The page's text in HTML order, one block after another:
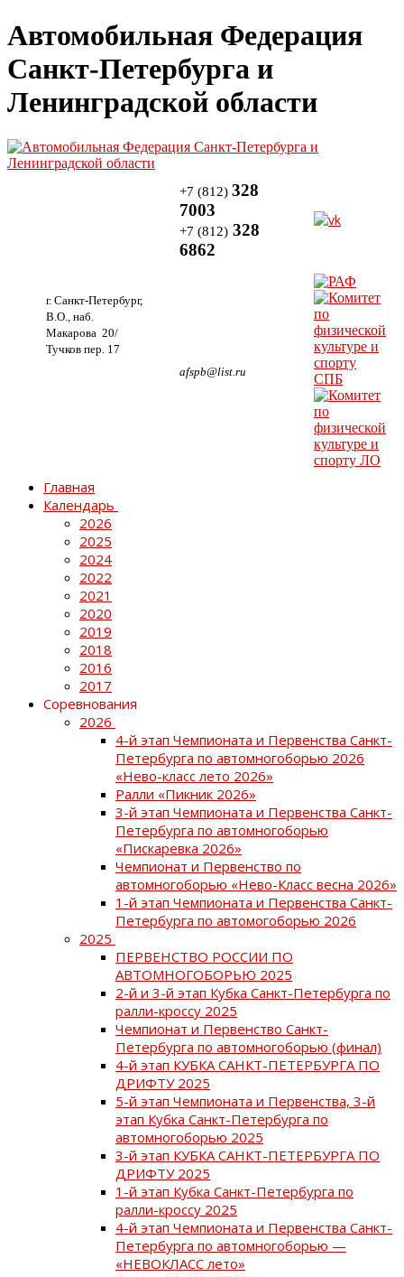
Автомобильная Федерация
Санкт-Петербурга и
Ленинградской области
г. Санкт-Петербург,
В.О., наб.
Макарова 20/
Тучков пер. 17
+7 (812) 328
7003
+7 (812) 328
6862
afspb@list.ru
Главная
Календарь
2026
2025
2024
2022
2021
2020
2019
2018
2016
2017
Соревнования
2026
4-й этап Чемпионата и Первенства Санкт-
Петербурга по автомногоборью 2026
«Нево-класс лето 2026»
Ралли «Пикник 2026»
3-й этап Чемпионата и Первенства Санкт-
Петербурга по автомногоборью
«Пискаревка 2026»
Чемпионат и Первенство по
автомногоборью «Нево-Класс весна 2026»
1-й этап Чемпионата и Первенства Санкт-
Петербурга по автомогоборью 2026
2025
ПЕРВЕНСТВО РОССИИ ПО
АВТОМНОГОБОРЬЮ 2025
2-й и 3-й этап Кубка Санкт-Петербурга по
ралли-кроссу 2025
Чемпионат и Первенство Санкт-
Петербурга по автомногоборью (финал)
4-й этап КУБКА САНКТ-ПЕТЕРБУРГА ПО
ДРИФТУ 2025
5-й этап Чемпионата и Первенства, 3-й
этап Кубка Санкт-Петербурга по
автомногоборью 2025
3-й этап КУБКА САНКТ-ПЕТЕРБУРГА ПО
ДРИФТУ 2025
1-й этап Кубка Санкт-Петербурга по
ралли-кроссу 2025
4-й этап Чемпионата и Первенства Санкт-
Петербурга по автомногоборью —
«НЕВОКЛАСС лето»